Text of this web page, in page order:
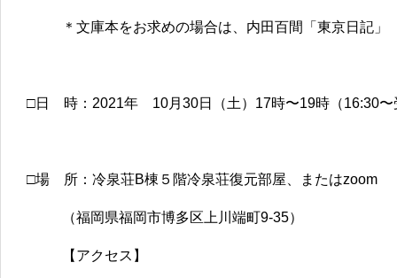
＊文庫本をお求めの場合は、内田百間「東京日記
□日 時：2021年 10月30日（土）17時〜19時（16:30〜
□場 所：冷泉荘B棟５階冷泉荘復元部屋、またはzoom
（福岡県福岡市博多区上川端町9-35）
【アクセス】